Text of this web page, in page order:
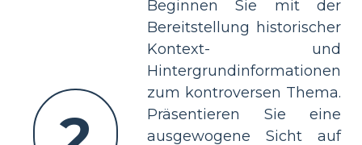
Beginnen Sie mit der
Bereitstellung historischer
Kontext- und
Hintergrundinformationen
zum kontroversen Thema.
Präsentieren Sie eine
ausgewogene Sicht auf